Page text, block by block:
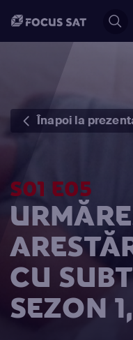
Înapoi la
S01 E05
CU
SEZON